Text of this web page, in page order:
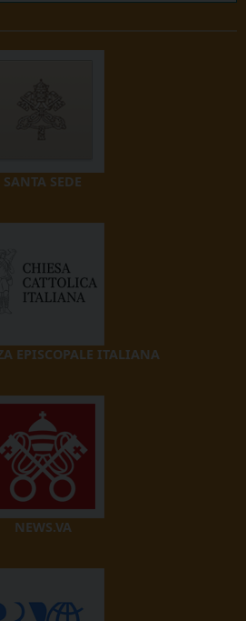
SANTA SEDE
EPISCOPALE ITALIANA
NEWS.VA